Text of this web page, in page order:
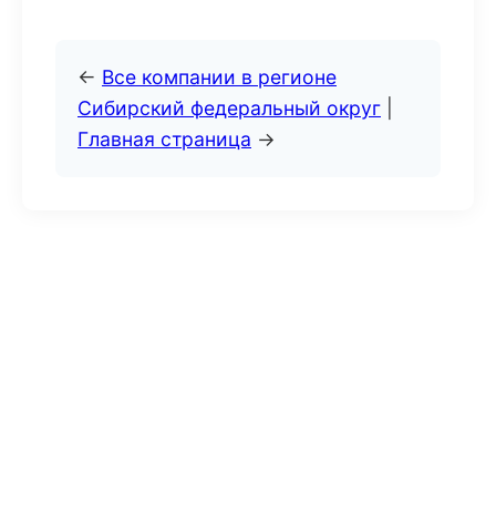
← Все компании в регионе
Сибирский федеральный округ
Главная страница →